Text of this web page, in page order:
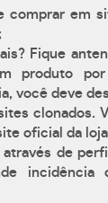
comprar em
Fique
produto
você deve
clonados.
oficial da
através de
incidência